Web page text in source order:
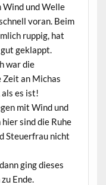
und Welle
voran. Beim
ruppig, hat
geklappt.
war die
Zeit an Michas
es ist!
mit Wind und
sind die Ruhe
Steuerfrau nicht
ging dieses
Ende.